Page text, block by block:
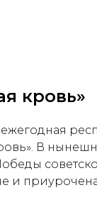
кровь»
В
и